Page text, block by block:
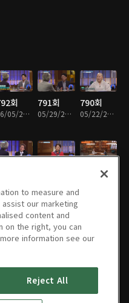
회
06/05/2026 • 44분
791회
05/29/2026 • 43분
790회
05/22/2026 • 43분
784회
회 779회 778회
to measure and
our marketing
content and
on the right, you can
information see our
Reject All